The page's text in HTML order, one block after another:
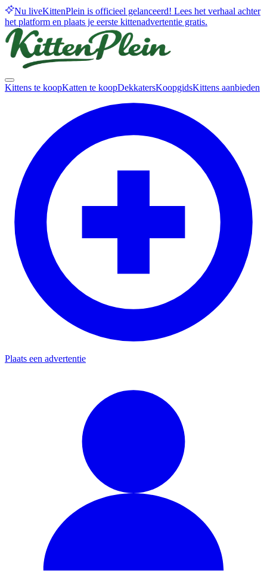
Nu liveKittenPlein is officieel gelanceerd! Lees het verhaal achter
het platform en plaats je eerste kittenadvertentie gratis.
Kittens te koopKatten te koopDekkatersKoopgidsKittens aanbieden
Plaats een advertentie